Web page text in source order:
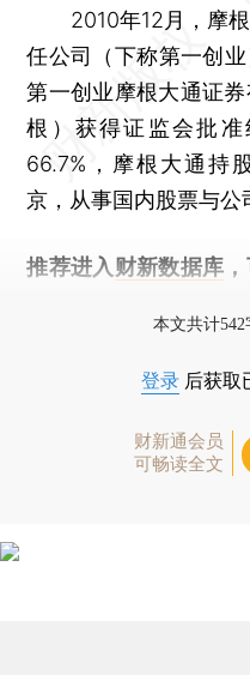
2010年12月，摩根
任公司（下称第一创
第一创业摩根大通证
根）获得证监会批
66.7%，摩根大通持
京，从事国内股票与公
推荐进入 财新数据库
本文共计
登录 后获取
财新通会员
可畅读全文